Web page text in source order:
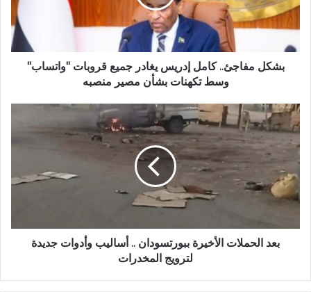
جميع
قروبات
وسط
تكهنات
منصبه
بشكل مفاجئ.. كامل إدريس يغادر جميع قروبات "واتساب"
وسط تكهنات بشأن مصير منصبه
بعد
الحملات
الأخيرة
ببورتسودان
أساليب
وأدوات
لترويج
المخدراتبعد الحملات الأخيرة ببورتسودان .. أساليب وأدوات جديدة
لترويج المخدرات